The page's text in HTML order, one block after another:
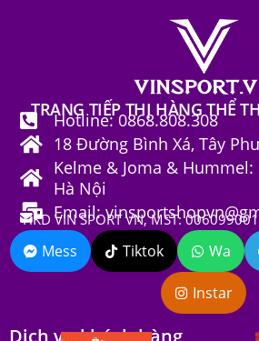
TRANG TIẾP THỊ HÀNG THỂ
Hotline: 0868.808.308
18 Đường Bình Xá, Tây
Kelme & Joma & Hummel:
Hà Nội
Email:
HKD VIN SPORT VN, MST:
Mess Tiktok Wa
Instar